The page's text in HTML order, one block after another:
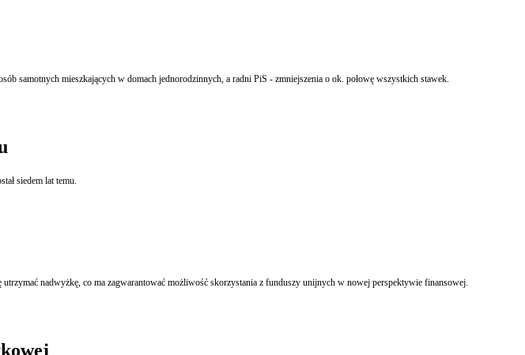
samotnych mieszkających w domach jednorodzinnych, a radni PiS - zmniejszenia o ok. połowę wszystkich stawek.
siedem lat temu.
nadwyżkę, co ma zagwarantować możliwość skorzystania z funduszy unijnych w nowej perspektywie finansowej.